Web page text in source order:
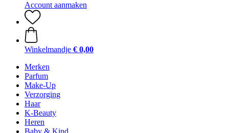
Account aanmaken
Winkelmandje € 0,00
Merken
Parfum
Make-Up
Verzorging
Haar
K-Beauty
Heren
Baby & Kind